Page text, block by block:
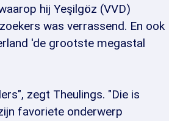
hij Yeşilgöz (VVD)
was verrassend. En ook
'de grootste megastal
zegt Theulings. "Die is
favoriete onderwerp